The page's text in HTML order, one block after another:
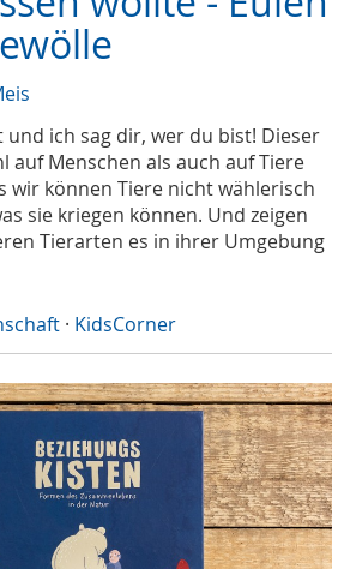
und ich sag dir, wer du bist! Dieser
auf Menschen als auch auf Tiere
wir können Tiere nicht wählerisch
sie kriegen können. Und zeigen
Tierarten es in ihrer Umgebung
· KidsCorner